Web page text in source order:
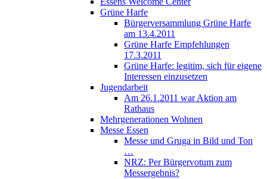
Grüne Harfe
Bürgerversammlung Grüne Harfe
am 13.4.2011
Grüne Harfe Empfehlungen
17.3.2011
Grüne Harfe: legitim, sich für eigene
Interessen einzusetzen
Jugendarbeit
Am 26.1.2011 war Aktion am
Rathaus
Mehrgenerationen Wohnen
Messe Essen
Messe und Gruga in Bild und Ton
…
NRZ: Per Bürgervotum zum
Messergebnis?